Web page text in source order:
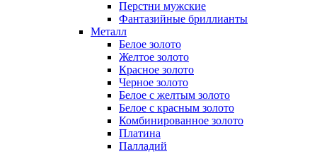
Перстни мужские
Фантазийные бриллианты
Металл
Белое золото
Желтое золото
Красное золото
Черное золото
Белое с желтым золото
Белое с красным золото
Комбинированное золото
Платина
Палладий